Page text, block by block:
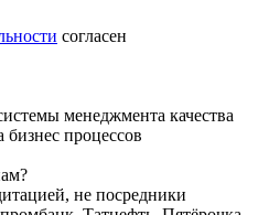
согласен
менеджмента качества
бизнес процессов
не посредники